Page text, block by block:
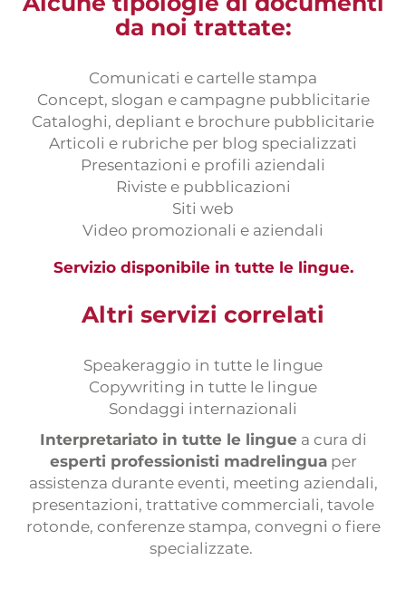
da noi trattate:
Comunicati e cartelle stampa
Concept, slogan e campagne pubblicitarie
Cataloghi, depliant e brochure pubblicitarie
Articoli e rubriche per blog specializzati
Presentazioni e profili aziendali
Riviste e pubblicazioni
Siti web
Video promozionali e aziendali
Servizio disponibile in tutte le lingue.
Altri servizi correlati
Speakeraggio in tutte le lingue
Copywriting in tutte le lingue
Sondaggi internazionali
Interpretariato in tutte le lingue a cura di
esperti professionisti madrelinguaper
assistenza durante eventi, meeting aziendali,
presentazioni, trattative commerciali, tavole
rotonde, conferenze stampa, convegni o fiere
specializzate.